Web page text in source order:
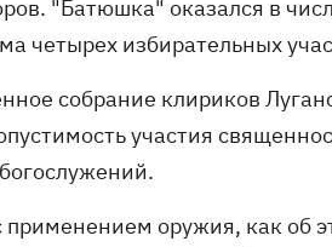
"Батюшка" оказался в
четырех избирательных
собрание клириков
участия
оружия, как об